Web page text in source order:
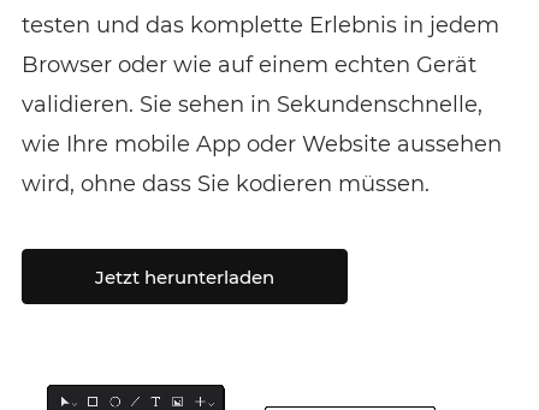
testen und das komplette Erlebnis in jedem
Browser oder wie auf einem echten Gerät
validieren. Sie sehen in Sekundenschnelle,
wie Ihre mobile App oder Website aussehen
wird, ohne dass Sie kodieren müssen.
Jetzt herunterladen